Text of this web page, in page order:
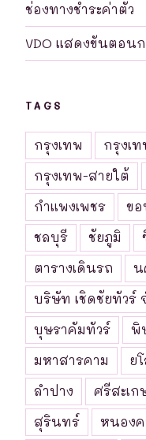
ช่องทางชำระค่าตั๋ว
VDO แสดงขันตอน
TAGS
กรุงเทพ
กรุงเ
กรุงเทพ-สายใต้
กำแพงเพชร
ข
ชลบุรี
ชัยภูมิ
ตารางเดินรถ
น
บริษัท เชิดชัยทัวร์
บุษราคัมทัวร์
พิ
มหาสารคาม
ย
ลำปาง
ศรีสะเก
สุรินทร์
หนองค